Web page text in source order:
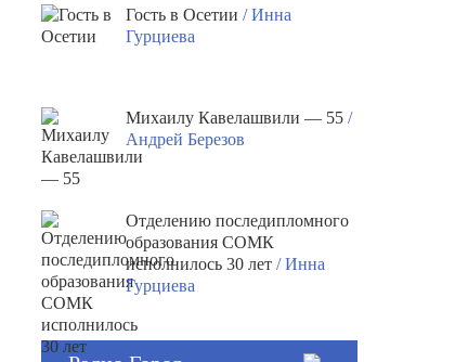
Гость в Осетии/ Инна
Гурциева
Михаилу Кавелашвили — 55/
Андрей Березов
Отделению последипломного
образования СОМК
исполнилось 30 лет/ Инна
Гурциева